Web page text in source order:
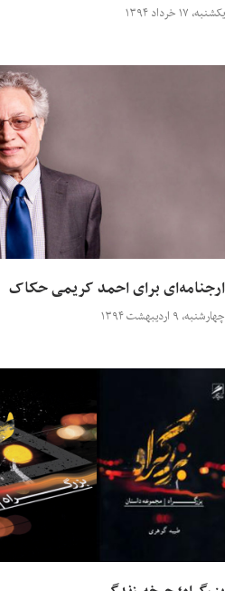
یکشنبه، ۱۷ خرداد ۱۳۹۴
ارجنامه‌ای برای احمد کریمی حکاک
چهارشنبه، ۹ اردیبهشت ۱۳۹۴